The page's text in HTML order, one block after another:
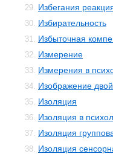
29. Избегания
30. Избирательность
31. Избыточная
32. Измерение
33. Измерения в
34. Изображение
35. Изоляция
36. Изоляция в
37. Изоляция
38. Изоляция